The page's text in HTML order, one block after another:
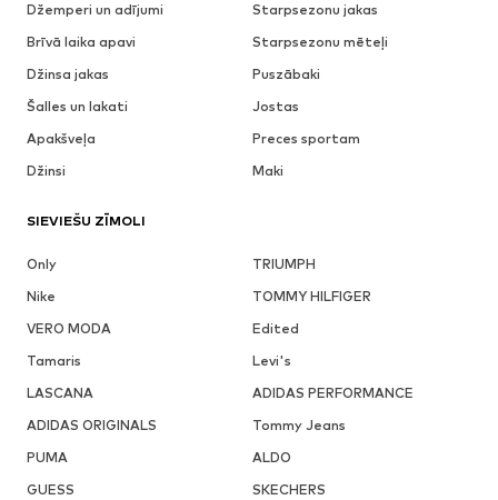
Džemperi un adījumi
Starpsezonu jakas
Brīvā laika apavi
Starpsezonu mēteļi
Džinsa jakas
Puszābaki
Šalles un lakati
Jostas
Apakšveļa
Preces sportam
Džinsi
Maki
SIEVIEŠU ZĪMOLI
Only
TRIUMPH
Nike
TOMMY HILFIGER
VERO MODA
Edited
Tamaris
Levi's
LASCANA
ADIDAS PERFORMANCE
ADIDAS ORIGINALS
Tommy Jeans
PUMA
ALDO
GUESS
SKECHERS